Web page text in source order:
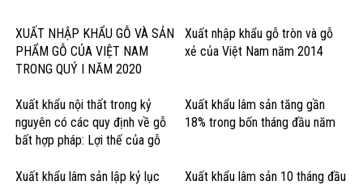
XUẤT NHẬP KHẨU GỖ VÀ SẢN
PHẨM GỖ CỦA VIỆT NAM
TRONG QUÝ I NĂM 2020
Xuất nhập khẩu gỗ tròn và gỗ
xẻ của Việt Nam năm 2014
Xuất khẩu nội thất trong kỷ
nguyên có các quy định về gỗ
bất hợp pháp: Lợi thế của gỗ
Xuất khẩu lâm sản tăng gần
18% trong bốn tháng đầu năm
Xuất khẩu lâm sản lập kỷ lục
Xuất khẩu lâm sản 10 tháng đầu